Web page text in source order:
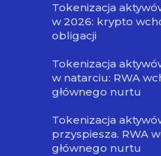
Tokenizacja
w 2026: krypto
obligacji
Tokenizacja
w natarciu: RWA
głównego nurtu
Tokenizacja
przyspiesza. RWA
głównego nurtu